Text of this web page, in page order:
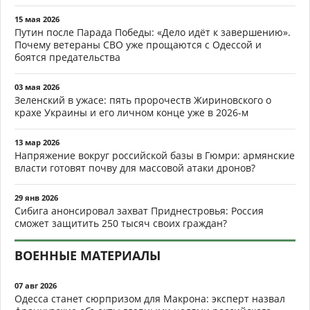
15 мая 2026
Путин после Парада Победы: «Дело идёт к завершению».
Почему ветераны СВО уже прощаются с Одессой и
боятся предательства
03 мая 2026
Зеленский в ужасе: пять пророчеств Жириновского о
крахе Украины и его личном конце уже в 2026-м
13 мар 2026
Напряжение вокруг российской базы в Гюмри: армянские
власти готовят почву для массовой атаки дронов?
29 янв 2026
Сибига анонсировал захват Приднестровья: Россия
сможет защитить 250 тысяч своих граждан?
ВОЕННЫЕ МАТЕРИАЛЫ
07 авг 2026
Одесса станет сюрпризом для Макрона: эксперт назвал